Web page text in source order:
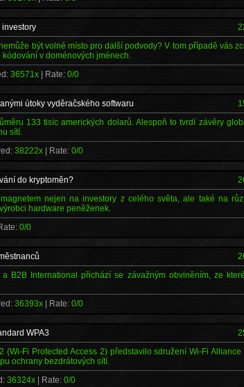
investory
být volné místo pro další podvody? V tom případě vás
v doménových jménech.
36571x | Rate:0/0
útoky vyděračského softwaru
133 tisíc amerických dolarů. Alespoň to tvrdí závěry
sítí.
38222x | Rate:0/0
do kryptoměn?
nejen na investory z celého světa, ale také na
hardware peněženek.
0/0
B2B International přichází se závažným obviněním, ze
36393x | Rate:0/0
WPA3
(Wi-Fi Protected Access 2) představilo sdružení Wi-Fi
ochrany bezdrátových sítí.
36324x | Rate:0/0